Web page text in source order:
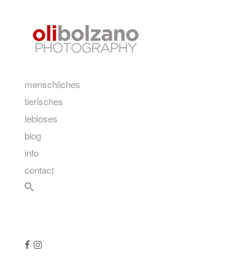
menschliches
tierisches
lebloses
blog
info
contact
Follow us
Like us on Facebook
Follow us on Instagram